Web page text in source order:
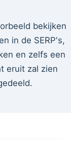
bekijken
in de SERP's,
en zelfs een
eruit zal zien